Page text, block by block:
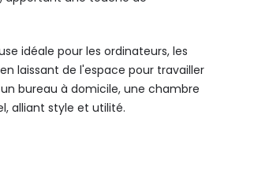
idéale pour les ordinateurs, les
laissant de l'espace pour travailler
bureau à domicile, une chambre
alliant style et utilité.